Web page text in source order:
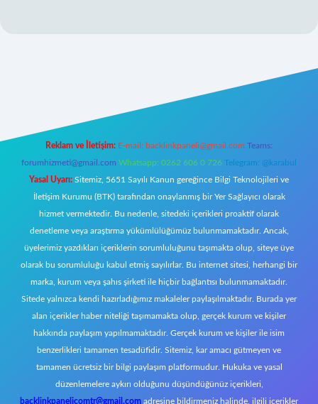
Reklam ve İletişim: E-mail: backlinkpaneli@gmail.com Teams:
forumhizmeti@gmail.com Whatsapp: 0262 606 0 726 Telegram: @karabul
Yasal Uyarı: Sitemiz, 5651 Sayılı Kanun gereğince Bilgi Teknolojileri ve
İletişim Kurumu (BTK) tarafından onaylanmış bir Yer Sağlayıcı olarak
hizmet vermektedir. Bu nedenle, sitedeki içerikleri proaktif olarak
denetleme veya araştırma yükümlülüğümüz bulunmamaktadır. Ancak,
üyelerimiz yazdıkları içeriklerin sorumluluğunu taşımakta olup, siteye üye
olarak bu sorumluluğu kabul etmiş sayılırlar. Bu internet sitesi, herhangi bir
marka, kurum veya şahıs şirketi ile hiçbir bağlantısı bulunmamaktadır.
Sitede yalnızca kendi hazırladığımız makaleler paylaşılmaktadır. Burada yer
alan içerikler haber niteliği taşımamakta olup, gerçek kurum ve kişiler
hakkında paylaşım yapılmamaktadır. Gerçek kurum ve kişiler ile isim
benzerlikleri tamamen tesadüfidir. Sitemiz, kar amacı gütmeyen ve
tamamen ücretsiz bir bilgi paylaşım platformudur. Hukuka ve yasal
düzenlemelere aykırı olduğunu düşündüğünüz içerikleri,
backlinkpanelicomtr@gmail.com adresine bildirmeniz halinde, ilgili içerikler